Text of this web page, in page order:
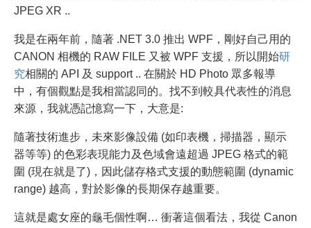
JPEG XR ..
我是在兩年前，隨著 .NET 3.0 推出 WPF，剛好自己用的
CANON 相機的 RAW FILE 又被 WPF 支援，所以開始研
究相關的 API 及 support .. 在關於 HD Photo 眾多報導
中，有個觀點是我相當認同的。找不到較具代表性的消息
來源，我就憑記憶寫一下，大意是:
隨著技術進步，未來影像設備 (如印表機，掃描器，顯示
器等等) 的色彩表現能力及色域會遠超過 JPEG 格式的範
圍 (現在就是了)，因此儲存格式支援的動態範圍 (dynamic
range) 越高，對於影像的長期保存越重要。
這就是處女座的龜毛個性啊… 衝著這個看法，我從 Canon